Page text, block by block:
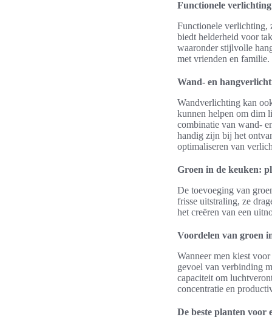
Functionele
Functionele verlichting,
biedt helderheid voor
waaronder stijlvolle
met vrienden en familie.
Wand- en
Wandverlichting kan
kunnen helpen om dim
combinatie van wand-
handig zijn bij het
optimaliseren van
Groen in de keuken:
De toevoeging van
frisse uitstraling, ze
het creëren van een
Voordelen van groen
Wanneer men kiest
gevoel van verbinding
capaciteit om
concentratie en
De beste planten voor